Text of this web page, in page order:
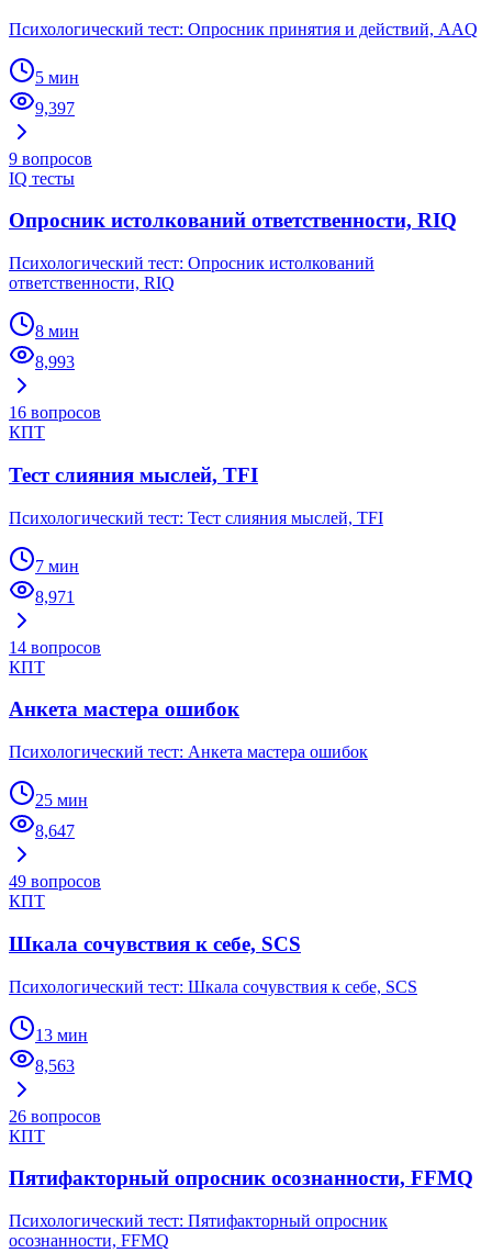
Психологический тест: Опросник принятия и действий, AAQ
5 мин
9,397
9 вопросов
IQ тесты
Опросник истолкований ответственности, RIQ
Психологический тест: Опросник истолкований
ответственности, RIQ
8 мин
8,993
16 вопросов
КПТ
Тест слияния мыслей, TFI
Психологический тест: Тест слияния мыслей, TFI
7 мин
8,971
14 вопросов
КПТ
Анкета мастера ошибок
Психологический тест: Анкета мастера ошибок
25 мин
8,647
49 вопросов
КПТ
Шкала сочувствия к себе, SCS
Психологический тест: Шкала сочувствия к себе, SCS
13 мин
8,563
26 вопросов
КПТ
Пятифакторный опросник осознанности, FFMQ
Психологический тест: Пятифакторный опросник
осознанности, FFMQ